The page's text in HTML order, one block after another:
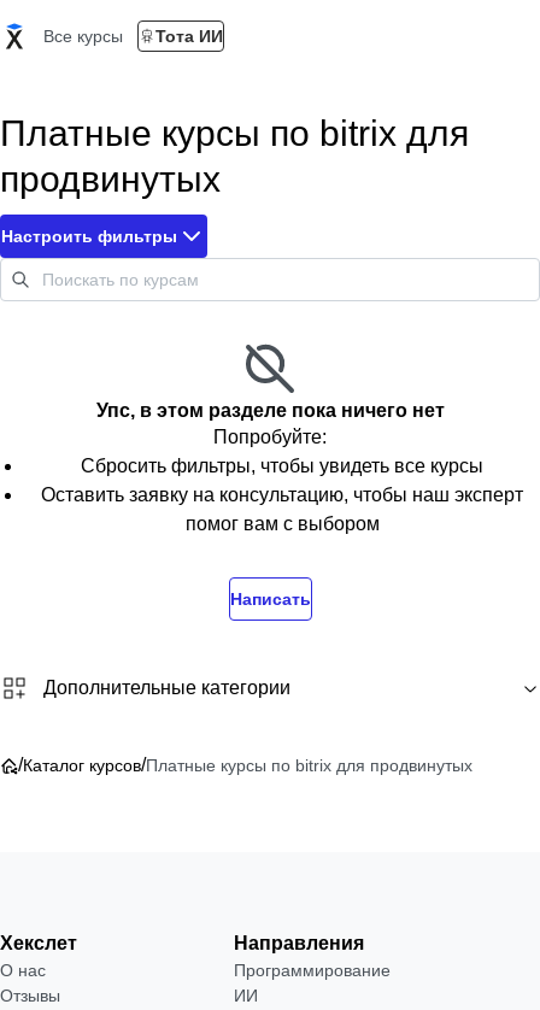
Все курсы Тота ИИ
Платные курсы по bitrix для
продвинутых
Настроить фильтры
Упс, в этом разделе пока ничего нет
Попробуйте:
Сбросить фильтры, чтобы увидеть все курсы
Оставить заявку на консультацию, чтобы наш эксперт
помог вам с выбором
Написать
Дополнительные категории
/Каталог курсов/Платные курсы по bitrix для продвинутых
Хекслет
О нас
Отзывы
Направления
Программирование
ИИ